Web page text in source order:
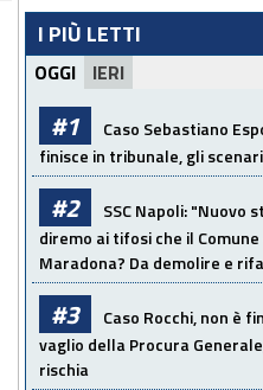
I PIÙ LETTI
OGGI IERI
#1
Caso Sebastiano
finisce in tribunale, gli scenari
#2
SSC Napoli: "Nuovo
diremo ai tifosi che il
Maradona? Da demolire e
#3
Caso Rocchi, non è
vaglio della Procura
rischia